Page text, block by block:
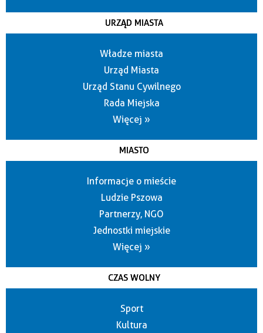
URZĄD MIASTA
Władze miasta
Urząd Miasta
Urząd Stanu Cywilnego
Rada Miejska
Więcej »
MIASTO
Informacje o mieście
Ludzie Pszowa
Partnerzy, NGO
Jednostki miejskie
Więcej »
CZAS WOLNY
Sport
Kultura